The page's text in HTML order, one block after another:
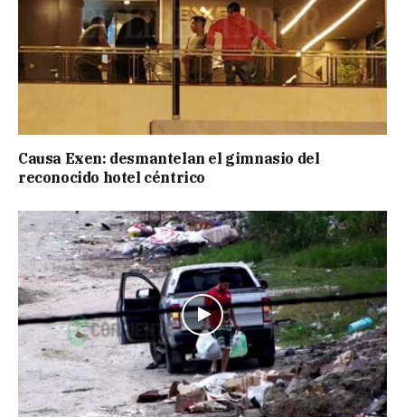
Causa Exen: desmantelan el gimnasio del
reconocido hotel céntrico